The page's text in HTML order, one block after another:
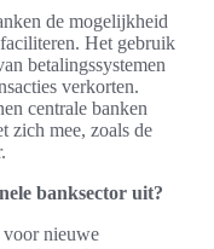
de mogelijkheid
Het gebruik
betalingssystemen
verkorten.
centrale banken
zich mee, zoals de
banksector uit?
voor nieuwe